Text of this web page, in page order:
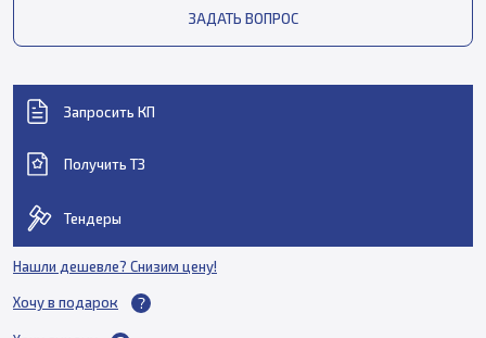
ЗАДАТЬ ВОПРОС
Запросить КП
Получить ТЗ
Тендеры
Нашли дешевле? Снизим цену!
Хочу в подарок